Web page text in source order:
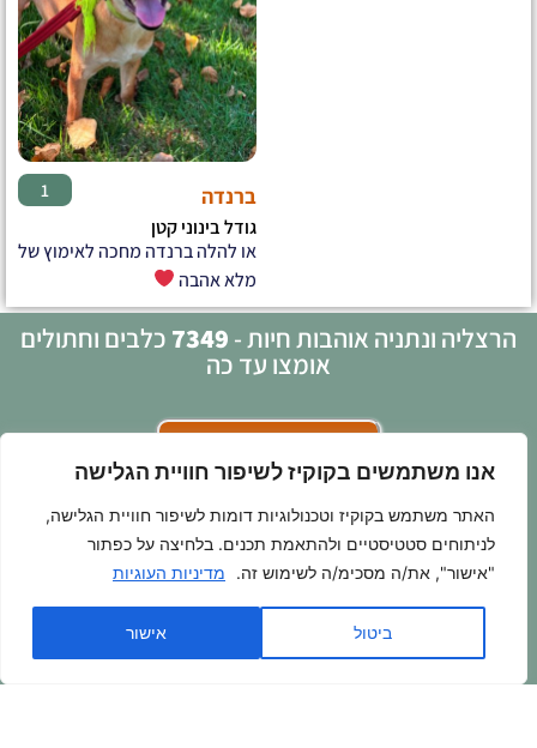
אנו משתמשים בקוקיז לשיפור חוויית הגלישה
האתר משתמש בקוקיז וטכנולוגיות דומות לשיפור חוויית הגלישה,
לניתוחים סטטיסטיים ולהתאמת תכנים. בלחיצה על כפתור
"אישור", את/ה מסכימ/ה לשימוש זה.
מדיניות העוגיות
ביטול אישור
ברנדה 1
גודל בינוני קטן
או להלה ברנדה מחכה לאימוץ של
מלא אהבה
הרצליה ונתניה אוהבות חיות - 7349 כלבים וחתולים
אומצו עד כה
לתרומה >>>
בואו להתנדב איתנו >>>